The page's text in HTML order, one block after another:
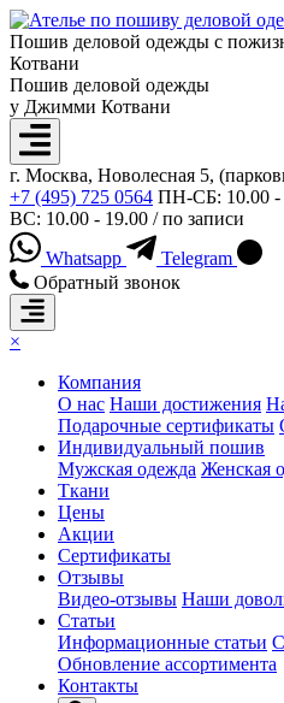
Пошив деловой одежды с
Котвани
Пошив деловой одежды
у Джимми Котвани
г. Москва, Новолесная 5,
+7 (495) 725 0564 ПН-СБ: 10.00 -
ВС: 10.00 - 19.00 / по записи
Whatsapp
Telegram
Обратный звонок
×
Компания
О нас Наши достижения
Подарочные сертификаты
Индивидуальный пошив
Мужская одежда Женская
Ткани
Цены
Акции
Сертификаты
Отзывы
Видео-отзывы Наши
Статьи
Информационные статьи
Обновление ассортимента
Контакты